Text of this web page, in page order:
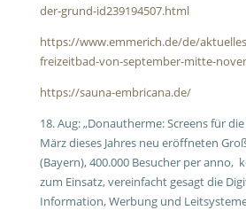
der-grund-id239194507.html
https://www.emmerich.de/de/
freizeitbad-von-september-mitte-
https://sauna-embricana.de/
18. Aug: „Donautherme: Screens für
März dieses Jahres neu eröffneten
(Bayern), 400.000 Besucher per anno,
zum Einsatz, vereinfacht gesagt die
Information, Werbung und